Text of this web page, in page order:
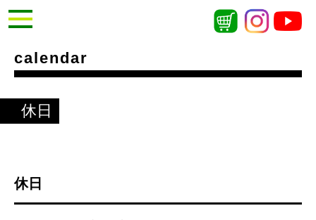
calendar
休日
休日